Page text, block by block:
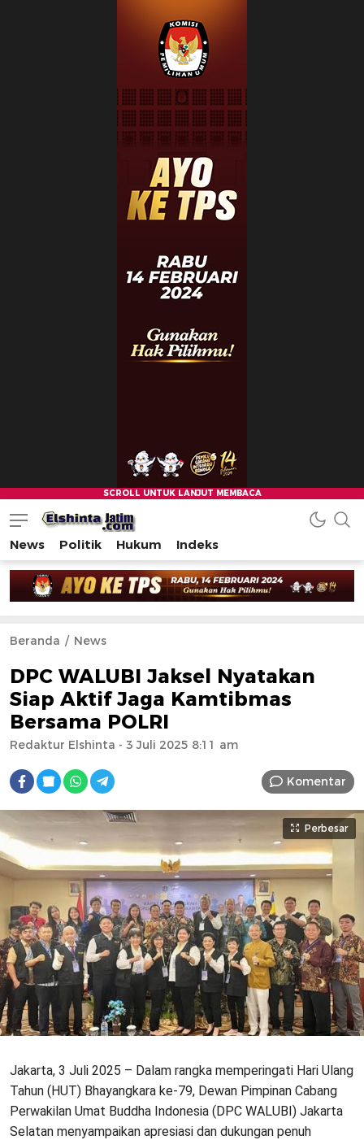
News Politik Hukum Indeks
Beranda News
DPC WALUBI Jaksel Nyatakan
Siap Aktif Jaga Kamtibmas
Bersama POLRI
Redaktur Elshinta - 3 Juli 2025 8:11 am
Komentar
Perbesar
Jakarta, 3 Juli 2025 – Dalam rangka memperingati Hari Ulang
Tahun (HUT) Bhayangkara ke-79, Dewan Pimpinan Cabang
Perwakilan Umat Buddha Indonesia (DPC WALUBI) Jakarta
Selatan menyampaikan apresiasi dan dukungan penuh